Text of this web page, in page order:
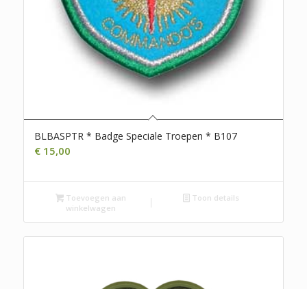
BLBASPTR * Badge Speciale Troepen * B107
€15,00
Toevoegen aan
winkelwagen
Toon details